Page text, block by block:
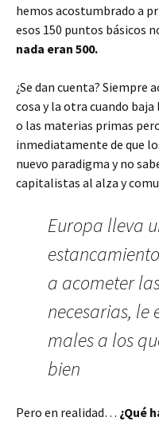
hemos acostumbrado a
esos 150 puntos básicos
nada eran 500.
¿Se dan cuenta? Siempre
cosa y la otra cuando
o las materias primas
inmediatamente de que
nuevo paradigma y no
capitalistas al alza y
Europa lleva
a acometer
necesarias, le
males a los
bien
Pero en realidad… ¿Qué